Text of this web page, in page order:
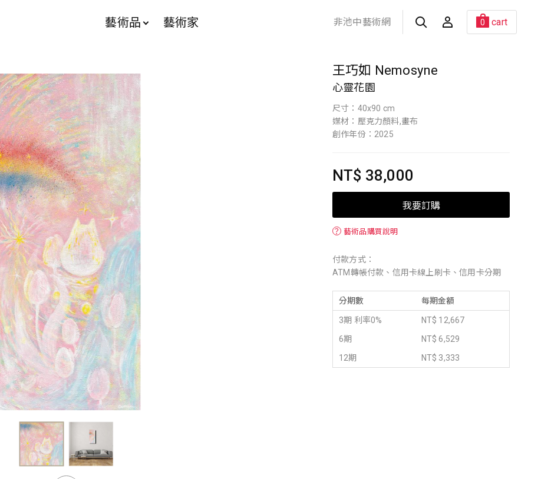
藝術品 藝術家 非池中藝術網 0 cart
王巧如 Nemosyne
心靈花園
尺寸：40x90 cm
媒材：壓克力顏料,畫布
創作年份：2025
NT$ 38,000
我要訂購
？ 藝術品購買說明
付款方式：
ATM轉帳付款、信用卡線上刷卡、信用卡分期
分期數 每期金額
3期 利率0%
NT$ 12,667
6期
NT$ 6,529
12期
NT$ 3,333